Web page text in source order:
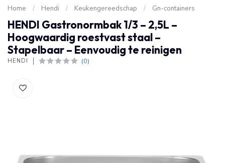
Home / Hendi / Keukengereedschap / Gn-containers
HENDI Gastronormbak 1/3 – 2,5L –
Hoogwaardig roestvast staal –
Stapelbaar – Eenvoudig te reinigen
HENDI (0)